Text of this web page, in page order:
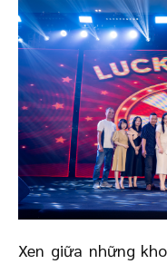
Xen giữa những